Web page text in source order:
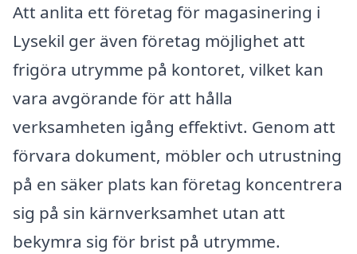
Att anlita ett företag för magasinering i
Lysekil ger även företag möjlighet att
frigöra utrymme på kontoret, vilket kan
vara avgörande för att hålla
verksamheten igång effektivt. Genom att
förvara dokument, möbler och utrustning
på en säker plats kan företag koncentrera
sig på sin kärnverksamhet utan att
bekymra sig för brist på utrymme.